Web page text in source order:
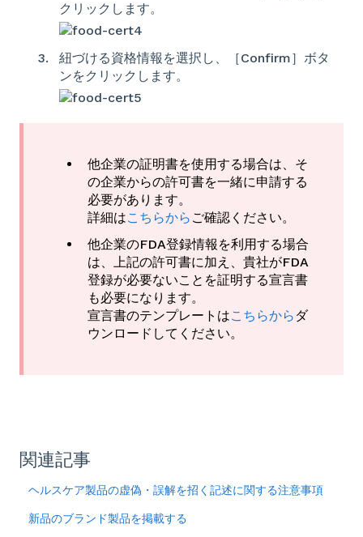
クリックします。
紐づける資格情報を選択し、［Confirm］ボタ
ンをクリックします。
他企業の証明書を使用する場合は、そ
の企業からの許可書を一緒に申請する
必要があります。
詳細はこちらから ご確認ください。
他企業のFDA登録情報を利用する場合
は、上記の許可書に加え、貴社がFDA
登録が必要ないことを証明する宣言書
も必要になります。
宣言書のテンプレートはこちらから ダ
ウンロードしてください。
関連記事
ヘルスケア製品の虚偽・誤解を招く記述に関する注意事項
新品のブランド製品を掲載する